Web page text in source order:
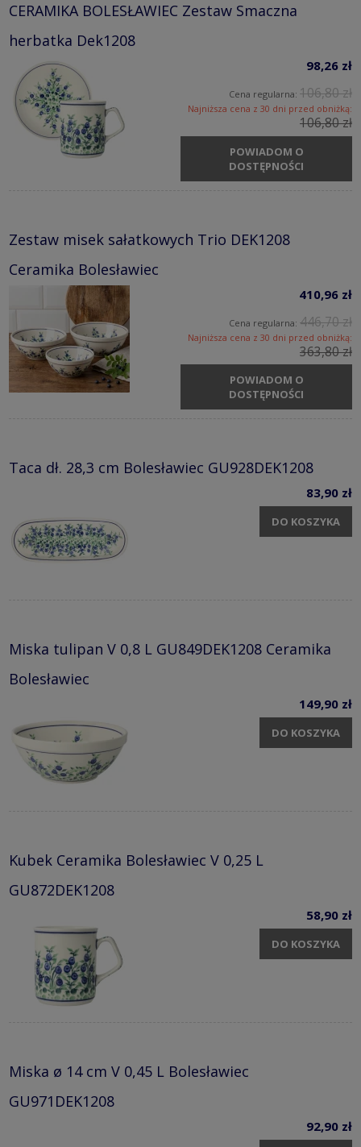
CERAMIKA BOLESŁAWIEC Zestaw Smaczna
herbatka Dek1208
98,26 zł
Cena regularna: 106,80 zł
Najniższa cena z 30 dni przed obniżką:
106,80 zł
POWIADOM O
DOSTĘPNOŚCI
Zestaw misek sałatkowych Trio DEK1208
Ceramika Bolesławiec
410,96 zł
Cena regularna: 446,70 zł
Najniższa cena z 30 dni przed obniżką:
363,80 zł
POWIADOM O
DOSTĘPNOŚCI
Taca dł. 28,3 cm Bolesławiec GU928DEK1208
83,90 zł
DO KOSZYKA
Miska tulipan V 0,8 L GU849DEK1208 Ceramika
Bolesławiec
149,90 zł
DO KOSZYKA
Kubek Ceramika Bolesławiec V 0,25 L
GU872DEK1208
58,90 zł
DO KOSZYKA
Miska ø 14 cm V 0,45 L Bolesławiec
GU971DEK1208
92,90 zł